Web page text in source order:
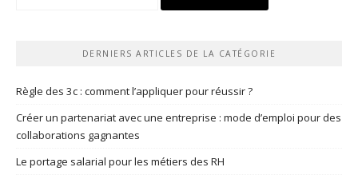
DERNIERS ARTICLES DE LA CATÉGORIE
Règle des 3c : comment l’appliquer pour réussir ?
Créer un partenariat avec une entreprise : mode d’emploi pour des
collaborations gagnantes
Le portage salarial pour les métiers des RH